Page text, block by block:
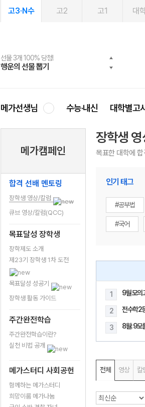
고3·N수 고2 고1 대
선물 3개 100% 당첨!
행운의 선물 뽑기
선물 100% 증정!
메가스터디 X 올리브
여름방학 스터디 캐시백
메가런 썸머스쿨
2027 러셀 단과
강사 공개선발
스마트러닝앱
설문 EVENT
메가패스
3일 무료 체험권
메가패스 수강생 무료혜택!
메가클럽 멤버십
사회공헌 캠페인
희망이룸 메가나눔
메가선생님 수능·내신 대학별고
메가캠페인
합격 선배 멘토링
장학생 영상/칼럼
큐브 영상/칼럼(QCC)
목표달성 장학생
장학제도 소개
제23기 장학생 1차 도전
목표달성 성공기
장학생 활동 가이드
주간완전학습
주간완전학습이란?
실천 비법 공개
메가스터디 사회공헌
함께하는 메가스터디
희망이룸 메가나눔
장학생
목표한 대학에
인기 태그
#공부법
#국어
1 9월 모의
2 전수학2
3 8월: 9모
전체 영상 칼